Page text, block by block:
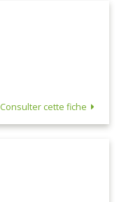
Consulter cette fiche